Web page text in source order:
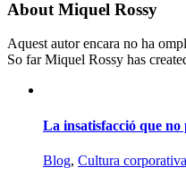
About Miquel Rossy
Aquest autor encara no ha
So far Miquel Rossy has
La insatisfacció que
Blog, Cultura corporativa